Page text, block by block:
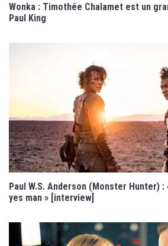
Wonka : Timothée Chalamet est un
Paul King
Paul W.S. Anderson (Monster Hunter) :
yes man » [interview]